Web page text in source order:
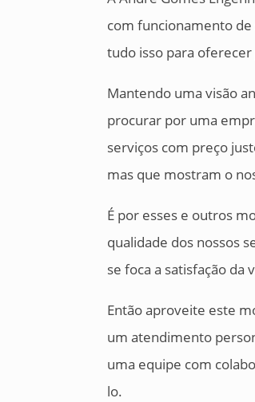
com funcionamento de
tudo isso para
Mantendo uma visão
procurar por uma
serviços com preço
mas que mostram o
É por esses e outros
qualidade dos nossos
se foca a satisfação da
Então aproveite este
um atendimento
uma equipe com
lo.